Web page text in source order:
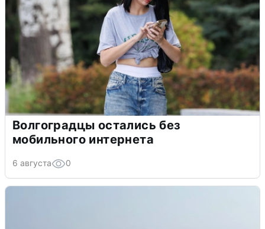
Волгоградцы остались без
мобильного интернета
6 августа 0